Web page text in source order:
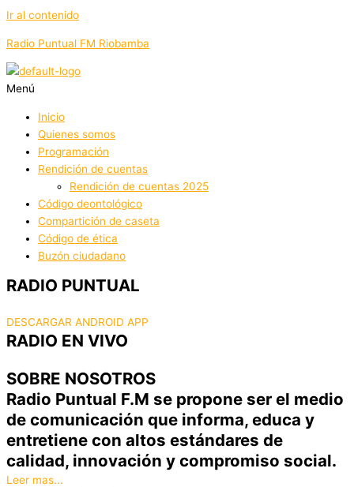
Ir al contenido
Radio Puntual FM Riobamba
Menú
Inicio
Quienes somos
Programación
Rendición de cuentas
Rendición de cuentas 2025
Código deontológico
Compartición de caseta
Código de ética
Buzón ciudadano
RADIO PUNTUAL
DESCARGAR ANDROID APP
RADIO EN VIVO
SOBRE NOSOTROS
Radio Puntual F.M se propone ser el medio
de comunicación que informa, educa y
entretiene con altos estándares de
calidad, innovación y compromiso social.
Leer mas...